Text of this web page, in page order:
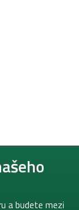
a budete mezi